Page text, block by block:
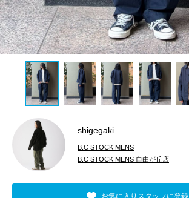
shigegaki
B.C STOCK MENS
B.C STOCK MENS 自由が丘店
お気に入りスタッフに登録